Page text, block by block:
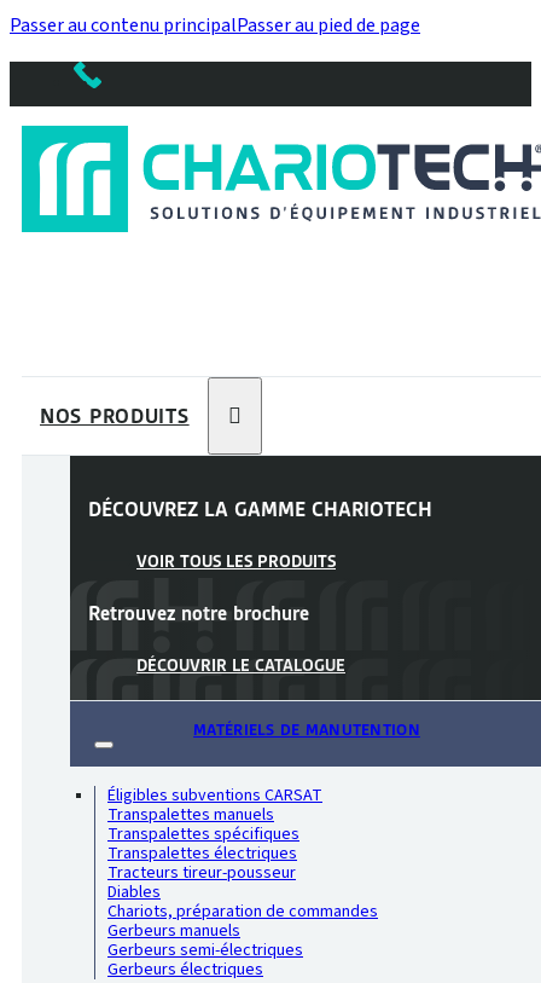
Passer au contenu principalPasser au pied de page
NOS PRODUITS
DÉCOUVREZ LA GAMME CHARIOTECH
VOIR TOUS LES PRODUITS
Retrouvez notre brochure
DÉCOUVRIR LE CATALOGUE
MATÉRIELS DE MANUTENTION
Éligibles subventions CARSAT
Transpalettes manuels
Transpalettes spécifiques
Transpalettes électriques
Tracteurs tireur-pousseur
Diables
Chariots, préparation de commandes
Gerbeurs manuels
Gerbeurs semi-électriques
Gerbeurs électriques